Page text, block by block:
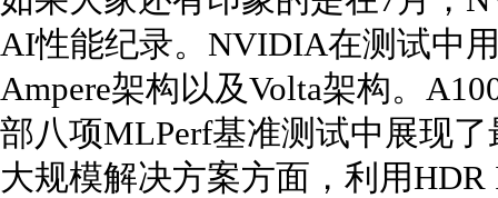
AI性能纪录。NVIDIA在测试中
Ampere架构以及Volta架构。
部八项MLPerf基准测试中展现
大规模解决方案方面，利用